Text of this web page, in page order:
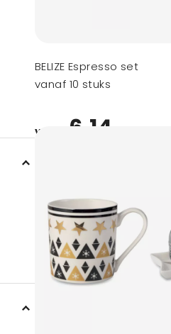
BELIZE Espresso set
vanaf 10 stuks
vanaf 6,14